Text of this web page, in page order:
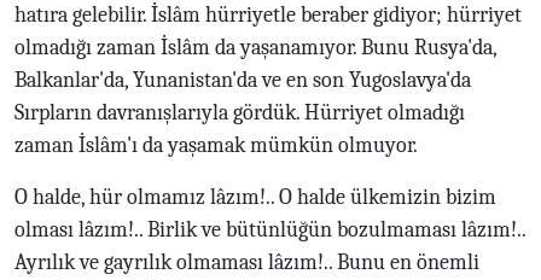
hatıra gelebilir. İslâm hürriyetle beraber gidiyor; hürriyet
olmadığı zaman İslâm da yaşanamıyor. Bunu Rusya'da,
Balkanlar'da, Yunanistan'da ve en son Yugoslavya'da
Sırpların davranışlarıyla gördük. Hürriyet olmadığı
zaman İslâm'ı da yaşamak mümkün olmuyor.
O halde, hür olmamız lâzım!.. O halde ülkemizin bizim
olması lâzım!.. Birlik ve bütünlüğün bozulmaması lâzım!..
Ayrılık ve gayrılık olmaması lâzım!.. Bunu en önemli